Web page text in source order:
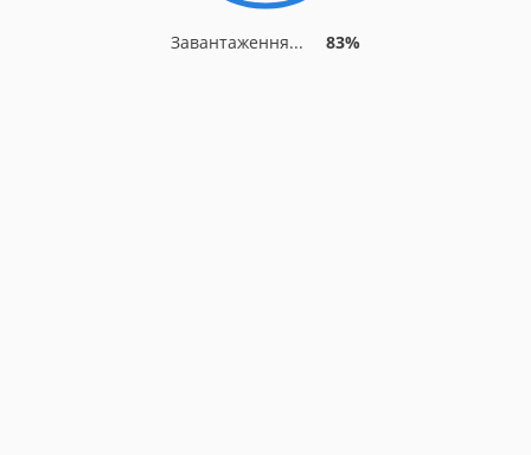
Завантаження... 90%